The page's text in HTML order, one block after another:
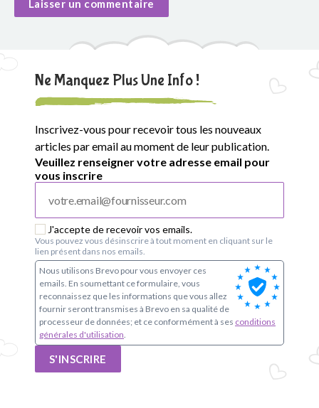
Ne Manquez Plus Une Info !
Inscrivez-vous pour recevoir tous les nouveaux
articles par email au moment de leur publication.
Veuillez renseigner votre adresse email pour
vous inscrire
J'accepte de recevoir vos emails.
Vous pouvez vous désinscrire à tout moment en cliquant sur le
lien présent dans nos emails.
Nous utilisons Brevo pour vous envoyer ces
emails. En soumettant ce formulaire, vous
reconnaissez que les informations que vous allez
fournir seront transmises à Brevo en sa qualité de
processeur de données; et ce conformément à ses conditions
générales d'utilisation.
S'INSCRIRE